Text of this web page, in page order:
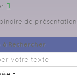
de présentation
à Rechercher